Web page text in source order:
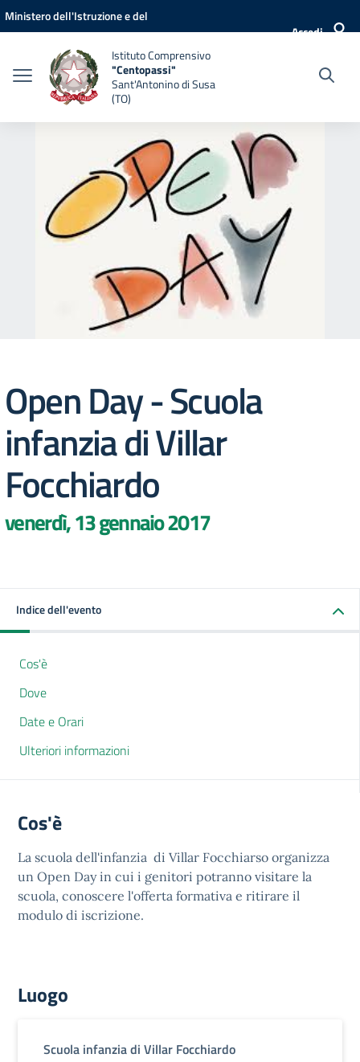
Vai ai contenuti
Vai al menu di navigazione
Vai al footer
Ministero dell'Istruzione e del
Accedi
Istituto Comprensivo
"Centopassi"
Sant'Antonino di Susa
(TO)
Open Day - Scuola
infanzia di Villar
Focchiardo
venerdì, 13 gennaio 2017
Indice dell'evento
Cos'è
Dove
Date e Orari
Ulteriori informazioni
Cos'è
La scuola dell'infanzia di Villar Focchiarso organizza
un Open Day in cui i genitori potranno visitare la
scuola, conoscere l'offerta formativa e ritirare il
modulo di iscrizione.
Luogo
Scuola infanzia di Villar Focchiardo